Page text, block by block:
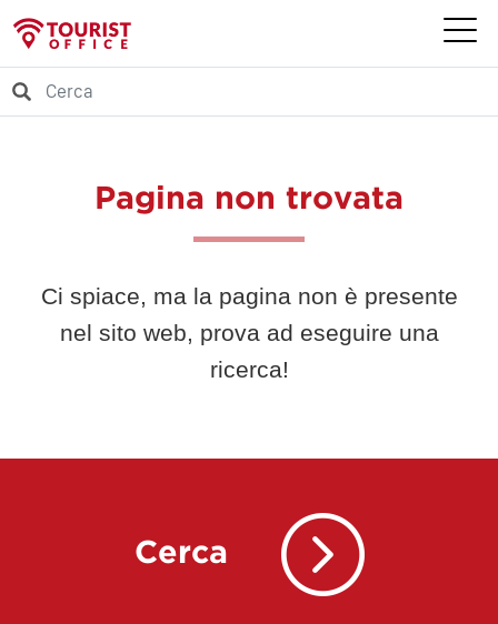
Pagina non trovata
Ci spiace, ma la pagina non è presente
nel sito web, prova ad eseguire una
ricerca!
Cerca